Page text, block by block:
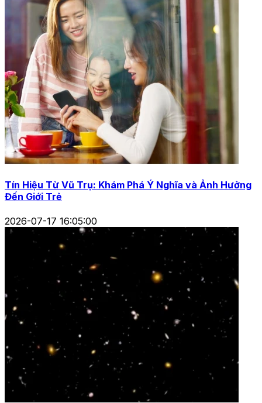
Tín Hiệu Từ Vũ Trụ: Khám Phá Ý Nghĩa và Ảnh Hưởng
Đến Giới Trẻ
2026-07-17 16:05:00